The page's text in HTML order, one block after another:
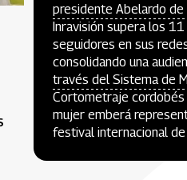
presidente Abelardo de
Inravisión supera los
seguidores en sus
consolidando una
través del Sistema de
Cortometraje
mujer emberá
festival internacional